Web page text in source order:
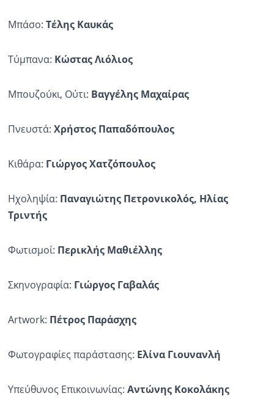
Μπάσο: Τέλης Καυκάς
Τύμπανα: Κώστας Λιόλιος
Μπουζούκι, Ούτι: Βαγγέλης Μαχαίρας
Πνευστά: Χρήστος Παπαδόπουλος
Κιθάρα: Γιώργος Χατζόπουλος
Ηχοληψία: Παναγιώτης Πετρονικολός, Ηλίας
Τριντής
Φωτισμοί: Περικλής Μαθιέλλης
Σκηνογραφία: Γιώργος Γαβαλάς
Artwork: Πέτρος Παράσχης
Φωτογραφίες παράστασης: Ελίνα Γιουνανλή
Υπεύθυνος Επικοινωνίας: Αντώνης Κοκολάκης